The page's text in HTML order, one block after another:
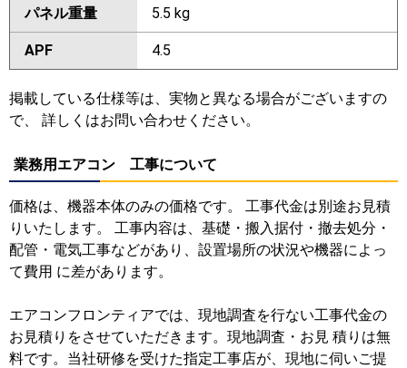
パネル重量 5.5 kg
APF 4.5
掲載している仕様等は、実物と異なる場合がございますの
で、 詳しくはお問い合わせください。
業務用エアコン 工事について
価格は、機器本体のみの価格です。 工事代金は別途お見積
りいたします。 工事内容は、基礎・搬入据付・撤去処分・
配管・電気工事などがあり、設置場所の状況や機器によっ
て費用 に差があります。
エアコンフロンティアでは、現地調査を行ない工事代金の
お見積りをさせていただきます。現地調査・お見 積りは無
料です。当社研修を受けた指定工事店が、現地に伺いご提